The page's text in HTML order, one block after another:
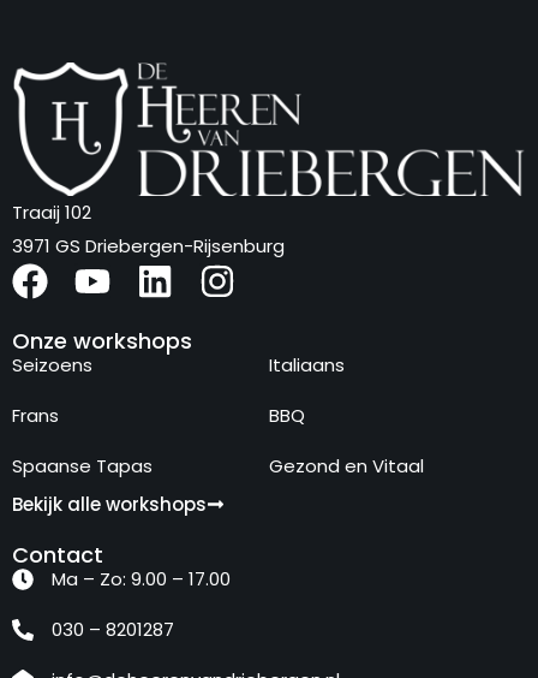
Traaij 102
3971 GS Driebergen-Rijsenburg
Onze workshops
Seizoens
Frans
Spaanse Tapas
Italiaans
BBQ
Gezond en Vitaal
Bekijk alle workshops
Contact
Ma – Zo: 9.00 – 17.00
030 – 8201287